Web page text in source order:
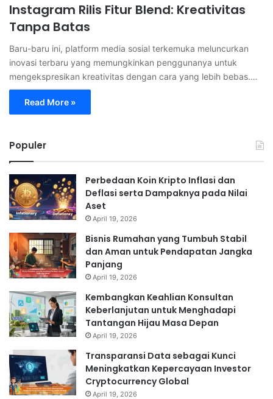
Instagram Rilis Fitur Blend: Kreativitas
Tanpa Batas
Baru-baru ini, platform media sosial terkemuka meluncurkan
inovasi terbaru yang memungkinkan penggunanya untuk
mengekspresikan kreativitas dengan cara yang lebih bebas.…
Read More »
Populer
Perbedaan Koin Kripto Inflasi dan
Deflasi serta Dampaknya pada Nilai
Aset
April 19, 2026
Bisnis Rumahan yang Tumbuh Stabil
dan Aman untuk Pendapatan Jangka
Panjang
April 19, 2026
Kembangkan Keahlian Konsultan
Keberlanjutan untuk Menghadapi
Tantangan Hijau Masa Depan
April 19, 2026
Transparansi Data sebagai Kunci
Meningkatkan Kepercayaan Investor
Cryptocurrency Global
April 19, 2026